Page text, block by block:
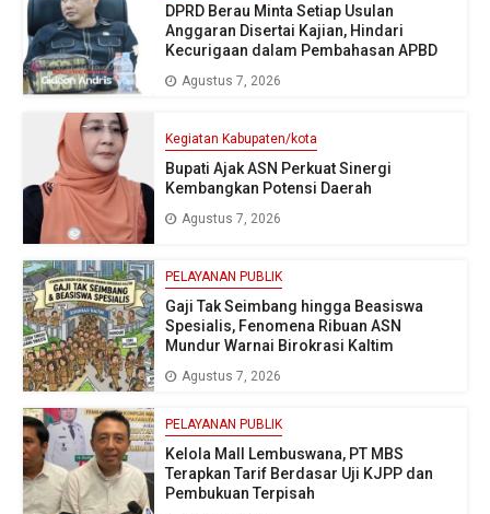
DPRD Berau Minta Setiap Usulan
Anggaran Disertai Kajian, Hindari
Kecurigaan dalam Pembahasan APBD
Agustus 7, 2026
Kegiatan Kabupaten/kota
Bupati Ajak ASN Perkuat Sinergi
Kembangkan Potensi Daerah
Agustus 7, 2026
PELAYANAN PUBLIK
Gaji Tak Seimbang hingga Beasiswa
Spesialis, Fenomena Ribuan ASN
Mundur Warnai Birokrasi Kaltim
Agustus 7, 2026
PELAYANAN PUBLIK
Kelola Mall Lembuswana, PT MBS
Terapkan Tarif Berdasar Uji KJPP dan
Pembukuan Terpisah